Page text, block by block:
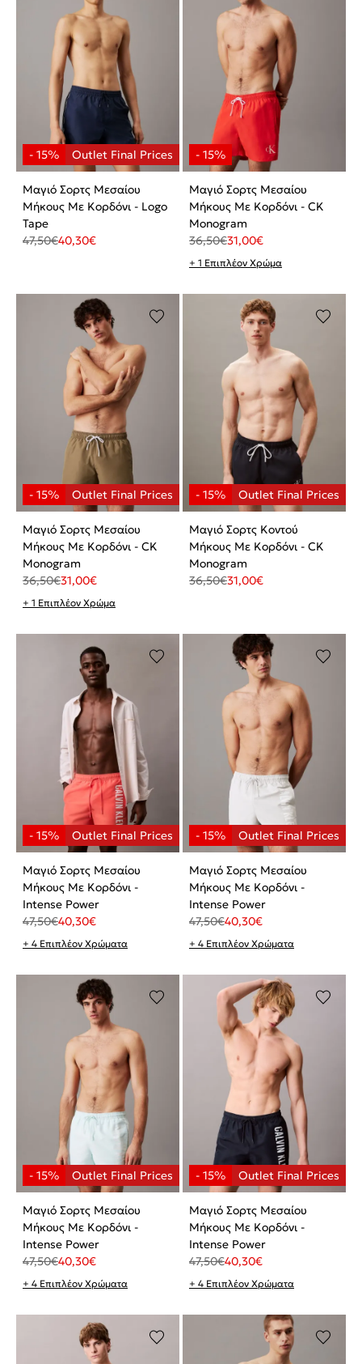
Μαγιό Σορτς Μεσαίου
Μήκους Με Κορδόνι - Logo
Tape
47,50€40,30€
Μαγιό Σορτς Μεσαίου
Μήκους Με Κορδόνι - CK
Monogram
36,50€31,00€
+ 1 Επιπλέον Χρώμα
Μαγιό Σορτς Μεσαίου
Μήκους Με Κορδόνι - CK
Monogram
36,50€31,00€
+ 1 Επιπλέον Χρώμα
Μαγιό Σορτς Κοντού
Μήκους Με Κορδόνι - CK
Monogram
36,50€31,00€
Μαγιό Σορτς Μεσαίου
Μήκους Με Κορδόνι -
Intense Power
47,50€40,30€
+ 4 Επιπλέον Χρώματα
Μαγιό Σορτς Μεσαίου
Μήκους Με Κορδόνι -
Intense Power
47,50€40,30€
+ 4 Επιπλέον Χρώματα
Μαγιό Σορτς Μεσαίου
Μήκους Με Κορδόνι -
Intense Power
47,50€40,30€
+ 4 Επιπλέον Χρώματα
Μαγιό Σορτς Μεσαίου
Μήκους Με Κορδόνι -
Intense Power
47,50€40,30€
+ 4 Επιπλέον Χρώματα